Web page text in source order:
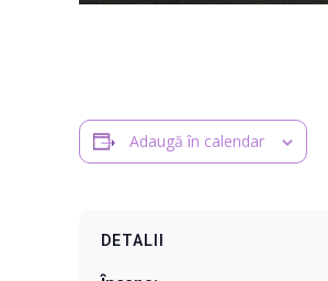
Adaugă în calendar
DETALII